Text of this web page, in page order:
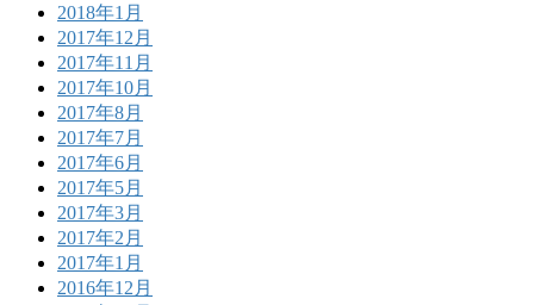
2018年1月
2017年12月
2017年11月
2017年10月
2017年8月
2017年7月
2017年6月
2017年5月
2017年3月
2017年2月
2017年1月
2016年12月